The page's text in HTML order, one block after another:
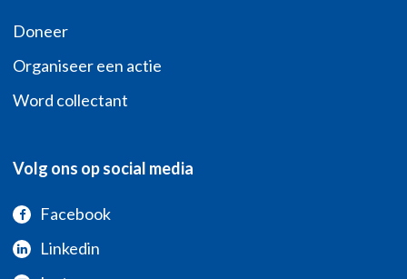
Doneer
Organiseer een actie
Word collectant
Volg ons op social media
Facebook
Linkedin